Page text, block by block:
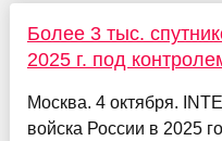
Более 3 тыс.
2025 г. под
Москва. 4 октября.
войска России в 2025